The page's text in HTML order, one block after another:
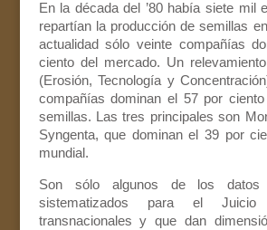
En la década del ’80 había siete mil
repartían la producción de semillas
actualidad sólo veinte compañías
ciento del mercado. Un
(Erosión, Tecnología y
compañías dominan el 57 por
semillas. Las tres principales son
Syngenta, que dominan el 39 por
mundial.
Son sólo algunos de los datos
sistematizados para el
transnacionales y que dan